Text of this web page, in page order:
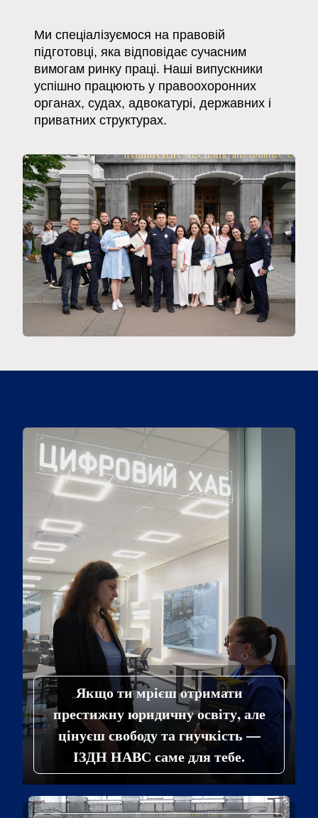
Ми спеціалізуємося на правовій
підготовці, яка відповідає сучасним
вимогам ринку праці. Наші випускники
успішно працюють у правоохоронних
органах, судах, адвокатурі, державних і
приватних структурах.
Якщо ти мрієш отримати
престижну юридичну освіту, але
цінуєш свободу та гнучкість —
ІЗДН НАВС саме для тебе.